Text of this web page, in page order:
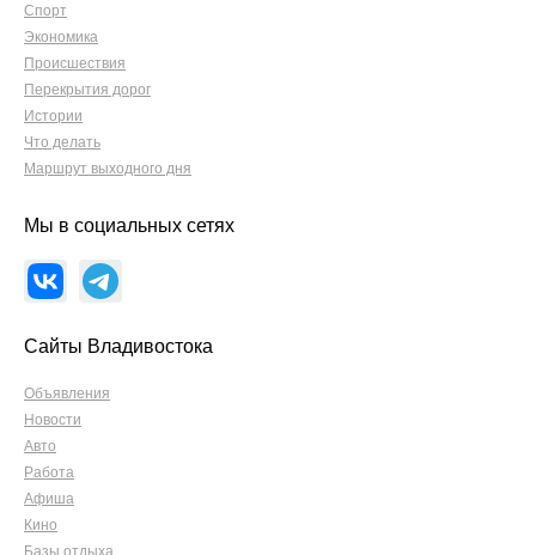
Спорт
Экономика
Происшествия
Перекрытия дорог
Истории
Что делать
Маршрут выходного дня
Мы в социальных сетях
Сайты Владивостока
Объявления
Новости
Авто
Работа
Афиша
Кино